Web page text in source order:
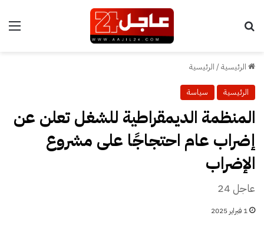
الرئيسية/ الرئيسية
الرئيسية سياسة
المنظمة الديمقراطية للشغل تعلن عن
إضراب عام احتجاجًا على مشروع
الإضراب
عاجل 24
1 فبراير 2025